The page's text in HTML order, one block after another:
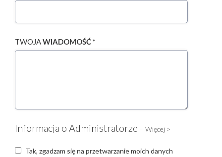
TWOJAWIADOMOŚĆ *
Informacja o Administratorze - Więcej >
Tak, zgadzam się na przetwarzanie moich danych